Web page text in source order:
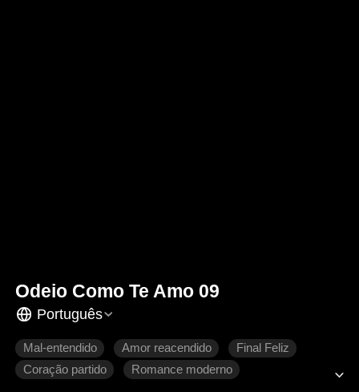
Odeio Como Te Amo 09
Português
Mal-entendido Amor reacendido
Final Feliz
Coração partido
Romance moderno